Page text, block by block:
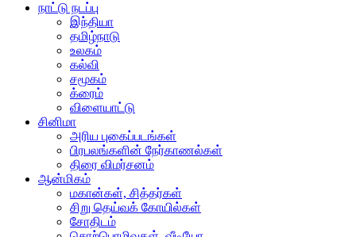
நாட்டு நடப்பு
இந்தியா
தமிழ்நாடு
உலகம்
கல்வி
சமூகம்
க்ரைம்
விளையாட்டு
சினிமா
அரிய புகைப்படங்கள்
பிரபலங்களின் நேர்காணல்கள்
திரை விமர்சனம்
ஆன்மிகம்
மகான்கள், சித்தர்கள்
சிறு தெய்வக் கோயில்கள்
சோதிடம்